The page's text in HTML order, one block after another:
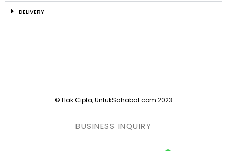
DELIVERY
© Hak Cipta, UntukSahabat.com 2023
BUSINESS INQUIRY